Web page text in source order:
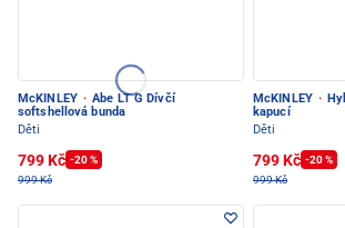
McKINLEY · Abe LT G Dívčí
softshellová bunda
Děti
799 Kč -20 %
999 Kč
McKINLEY ·
kapucí
Děti
799 Kč -20 %
999 Kč